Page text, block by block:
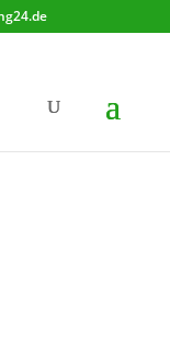
Werbung*